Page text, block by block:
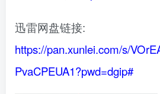
迅雷网盘链接:
https://pan.xunlei.com/s/
PvaCPEUA1?pwd=dgip#